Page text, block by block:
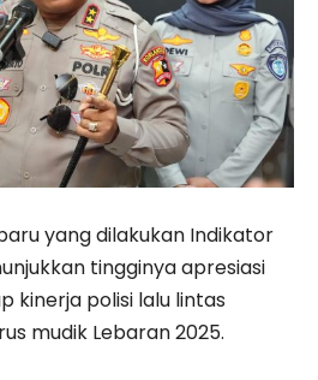
yang dilakukan Indikator
tingginya apresiasi
kinerja polisi lalu lintas
mudik Lebaran 2025.